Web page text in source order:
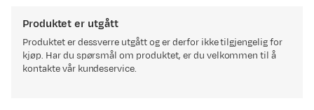
Produktet er utgått
Produktet er dessverre utgått og er derfor ikke tilgjengelig for
kjøp. Har du spørsmål om produktet, er du velkommen til å
kontakte vår kundeservice.